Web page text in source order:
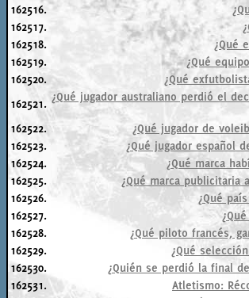
162516.
162517.
162518.
¿Qué
162519.
¿Qué
162520.
¿Qué
162521. ¿Qué jugador australiano perdió el
162522.
¿Qué jugador de
162523.
¿Qué jugador español
162524.
¿Qué marca
162525.
¿Qué marca publicitaria
162526.
¿Qué
162527.
162528.
¿Qué piloto francés,
162529.
¿Qué
162530.
¿Quién se perdió la final
162531.
Atletismo: